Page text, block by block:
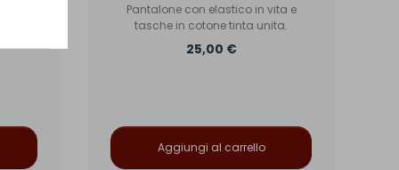
da
Pantalone con elastico in vita e
tasche in cotone tinta unita.
25,00 €
Aggiungi al carrello